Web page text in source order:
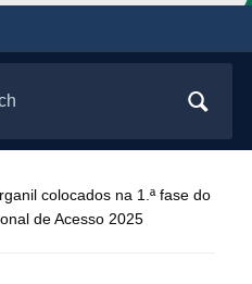
colocados na 1.ª fase do
de Acesso 2025